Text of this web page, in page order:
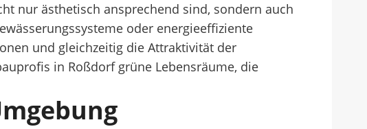
nur ästhetisch ansprechend sind, sondern auch
oder energieeffiziente
und gleichzeitig die Attraktivität der
in Roßdorf grüne Lebensräume, die